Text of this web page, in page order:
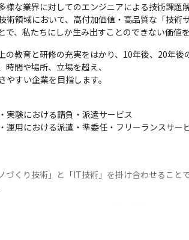
な業界に対してのエンジニアによる技術課題解
領域において、高付加価値・高品質な「技術
、私たちにしか生み出すことのできない価値を
教育と研修の充実をはかり、10年後、20年後
間や場所、立場を超え、
すい企業を目指します。
実験における請負・派遣サービス
用における派遣・準委任・フリーランスサー
くり技術」と「IT技術」を掛け合わせること
新・最高の技術を持って活躍できるよう、集